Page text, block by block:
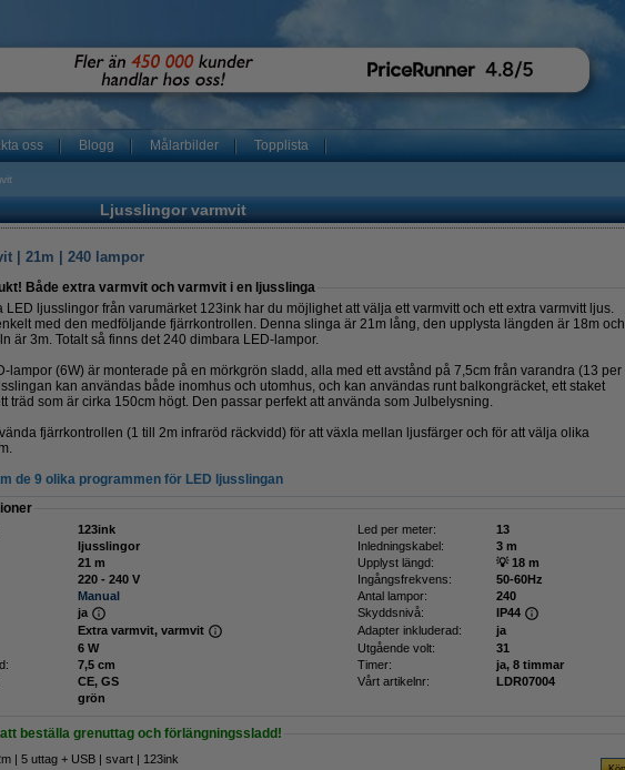
oss Blogg Målarbilder Topplista
Ljusslingor varmvit
| 21m | 240 lampor
Både extra varmvit och varmvit i en ljusslinga
LED ljusslingor från varumärket 123ink har du möjlighet att välja ett varmvitt och ett extra varmvitt ljus.
med den medföljande fjärrkontrollen. Denna slinga är 21m lång, den upplysta längden är 18m och
är 3m. Totalt så finns det 240 dimbara LED-lampor.
lampor (6W) är monterade på en mörkgrön sladd, alla med ett avstånd på 7,5cm från varandra (13 per
kan användas både inomhus och utomhus, och kan användas runt balkongräcket, ett staket
träd som är cirka 150cm högt. Den passar perfekt att använda som Julbelysning.
fjärrkontrollen (1 till 2m infraröd räckvidd) för att växla mellan ljusfärger och för att välja olika
de 9 olika programmen för LED ljusslingan
123ink Led per meter:
13
ljusslingor Inledningskabel:
3 m
21 m Upplyst längd:
💡 18 m
220 - 240 V Ingångsfrekvens:
50-60Hz
Manual Antal lampor:
240
ja Skyddsnivå:
IP44
Extra varmvit, varmvit Adapter inkluderad:
ja
6 W Utgående volt:
31
7,5 cm Timer:
ja, 8 timmar
CE, GS Vårt artikelnr:
LDR07004
grön
beställa grenuttag och förlängningssladd!
| 5 uttag + USB | svart | 123ink